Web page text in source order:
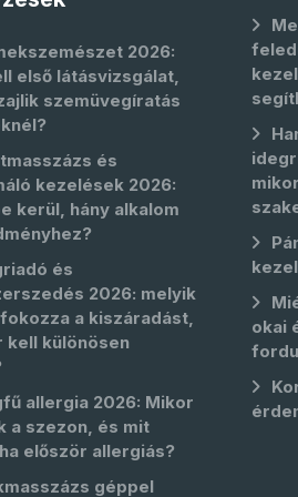
2026:
első látásvizsgálat,
szemüvegíratás
és
kezelések 2026:
kerül, hány alkalom
és
2026: melyik
a kiszáradást,
kell különösen
allergia 2026: Mikor
a szezon, és mit
először allergiás?
géppel
okai